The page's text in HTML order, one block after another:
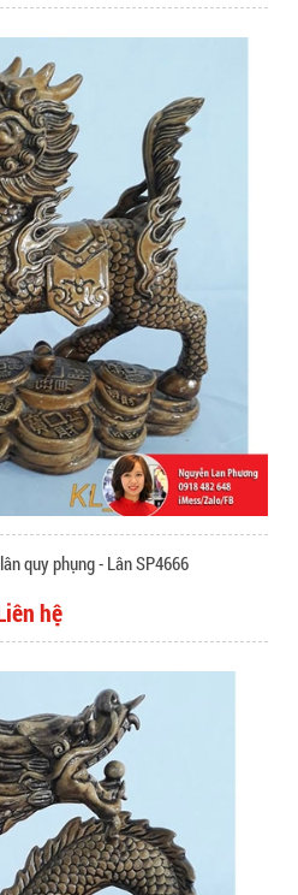
quy phụng - Lân SP4666
hệ